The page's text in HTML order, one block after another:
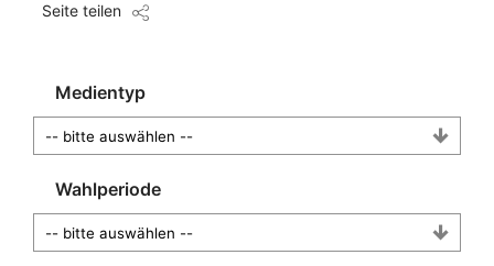
Seite teilen
Medientyp
Wahlperiode